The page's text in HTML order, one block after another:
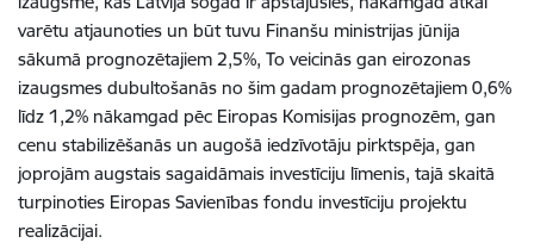
varētu atjaunoties un būt tuvu Finanšu ministrijas jūnija
sākumā prognozētajiem 2,5%, To veicinās gan eirozonas
izaugsmes dubultošanās no šim gadam prognozētajiem 0,6%
līdz 1,2% nākamgad pēc Eiropas Komisijas prognozēm, gan
cenu stabilizēšanās un augošā iedzīvotāju pirktspēja, gan
joprojām augstais sagaidāmais investīciju līmenis, tajā skaitā
turpinoties Eiropas Savienības fondu investīciju projektu
realizācijai.